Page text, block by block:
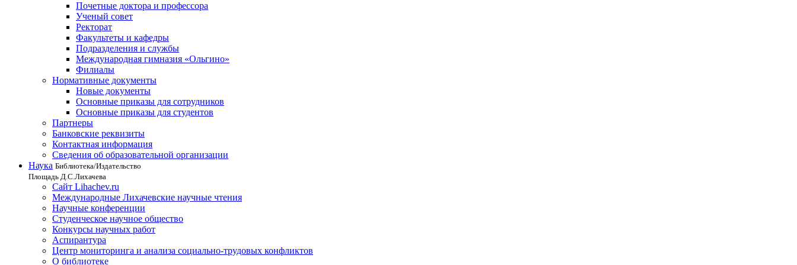
Почетные доктора и профессора
Ученый совет
Ректорат
Факультеты и кафедры
Подразделения и службы
Международная гимназия «Ольгино»
Филиалы
Нормативные документы
Новые документы
Основные приказы для сотрудников
Основные приказы для студентов
Партнеры
Банковские реквизиты
Контактная информация
Сведения об образовательной организации
Наука Библиотека/Издательство
Площадь Д.С.Лихачева
Сайт Lihachev.ru
Международные Лихачевские научные чтения
Научные конференции
Студенческое научное общество
Конкурсы научных работ
Аспирантура
Центр мониторинга и анализа социально-трудовых конфликтов
О библиотеке